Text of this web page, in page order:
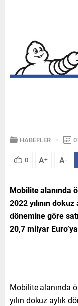
HABERLER
0 A+ A-
Mobilite alanında
2022 yılının
dönemine göre
20,7 milyar Euro’ya
Mobilite alanında
yılın dokuz aylık